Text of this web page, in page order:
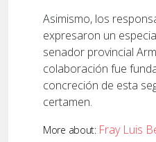
Asimismo, los
expresaron un
senador provincial
colaboración fue
concreción de esta
certamen.
More about: Fray Luis